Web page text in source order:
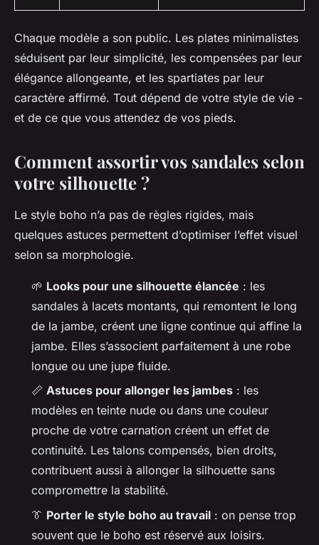
Chaque modèle a son public. Les plates minimalistes
séduisent par leur simplicité, les compensées par leur
élégance allongeante, et les spartiates par leur
caractère affirmé. Tout dépend de votre style de vie -
et de ce que vous attendez de vos pieds.
Comment assortir vos sandales selon
votre silhouette ?
Le style boho n’a pas de règles rigides, mais
quelques astuces permettent d’optimiser l’effet visuel
selon sa morphologie.
🌱 Looks pour une silhouette élancée : les
sandales à lacets montants, qui remontent le long
de la jambe, créent une ligne continue qui affine la
jambe. Elles s’associent parfaitement à une robe
longue ou une jupe fluide.
📏 Astuces pour allonger les jambes : les
modèles en teinte nude ou dans une couleur
proche de votre carnation créent un effet de
continuité. Les talons compensés, bien droits,
contribuent aussi à allonger la silhouette sans
compromettre la stabilité.
👔 Porter le style boho au travail : on pense trop
souvent que le boho est réservé aux loisirs.